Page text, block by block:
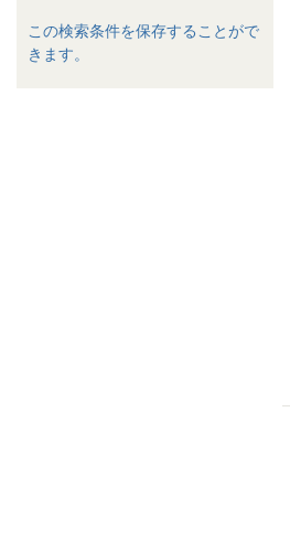
この検索条件を保存することがで
きます。